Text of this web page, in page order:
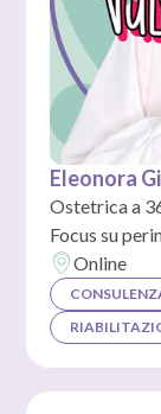
Eleonora
Ostetrica a
Focus su
Online